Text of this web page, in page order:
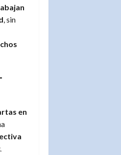
, sin
en
.